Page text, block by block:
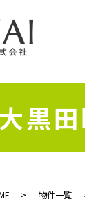
黒
物件一覧